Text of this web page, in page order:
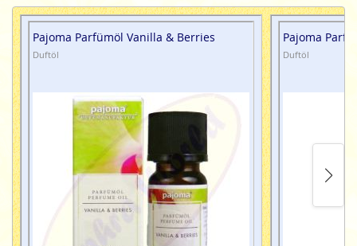
Pajoma Parfümöl Vanilla & Berries
Duftöl
Pajoma
Duftöl